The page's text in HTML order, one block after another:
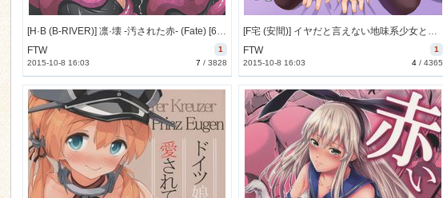
[H·B (B-RIVER)] 凛·壊 -汚された赤- (Fate) [69M]
1
FTW
7 /3828
2015-10-8 16:03
[F宅 (安間)] イヤだと言えない地味系少女とエロ整体師2 (オリジナル) [37M]
1
FTW
4 /4365
2015-10-8 16:03